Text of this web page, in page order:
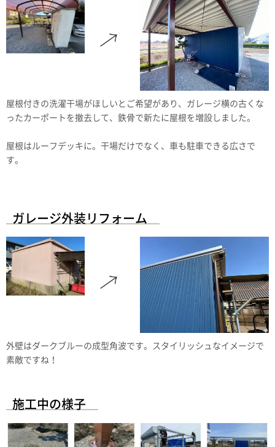
屋根付きの洗濯干場がほしいとご希望があり、ガレージ横の古くな
ったカーポートを撤去して、鉄骨で新たに屋根を増設しました。
屋根はルーフデッキに。干場だけでなく、車も駐車できる広さで
す。
ガレージ外装リフォーム
外壁はダークブルーの成型角波です。スタイリッシュなイメージで
素敵ですね！
施工中の様子